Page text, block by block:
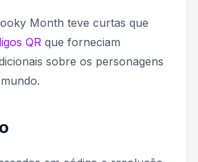
Month teve curtas que
QR que forneciam
sobre os personagens